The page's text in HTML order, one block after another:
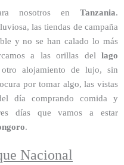
nosotros en Tanzania.
las tiendas de campaña
y no se han calado lo más
a las orillas del lago
alojamiento de lujo, sin
por tomar algo, las vistas
día comprando comida y
días que vamos a estar
.
Nacional